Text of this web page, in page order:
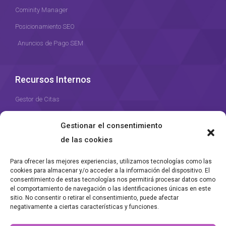
Gestionar el consentimiento
de las cookies
Para ofrecer las mejores experiencias, utilizamos tecnologías como las
cookies para almacenar y/o acceder a la información del dispositivo. El
consentimiento de estas tecnologías nos permitirá procesar datos como
el comportamiento de navegación o las identificaciones únicas en este
sitio. No consentir o retirar el consentimiento, puede afectar
negativamente a ciertas características y funciones.
Cominity Manager
Posicionamiento SEO
Anuncios de Pago SEM
Recursos Internos
Gestor de Citas
Recursos Humanos
Gestor de Proyectos
Agencia DatBase desde 2023
Desarrollo y Propiedad deDatBase <> Agencia de